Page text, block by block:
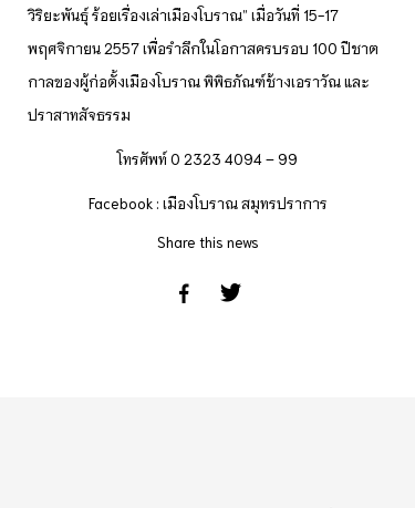
วิริยะพันธุ์ ร้อยเรื่องเล่าเมืองโบราณ” เมื่อวันที่ 15-17
พฤศจิกายน 2557 เพื่อรำลึกในโอกาสครบรอบ 100 ปีชาต
กาลของผู้ก่อตั้งเมืองโบราณ พิพิธภัณฑ์ช้างเอราวัณ และ
ปราสาทสัจธรรม
โทรศัพท์ 0 2323 4094 – 99
Facebook : เมืองโบราณ สมุทรปราการ
Share this news